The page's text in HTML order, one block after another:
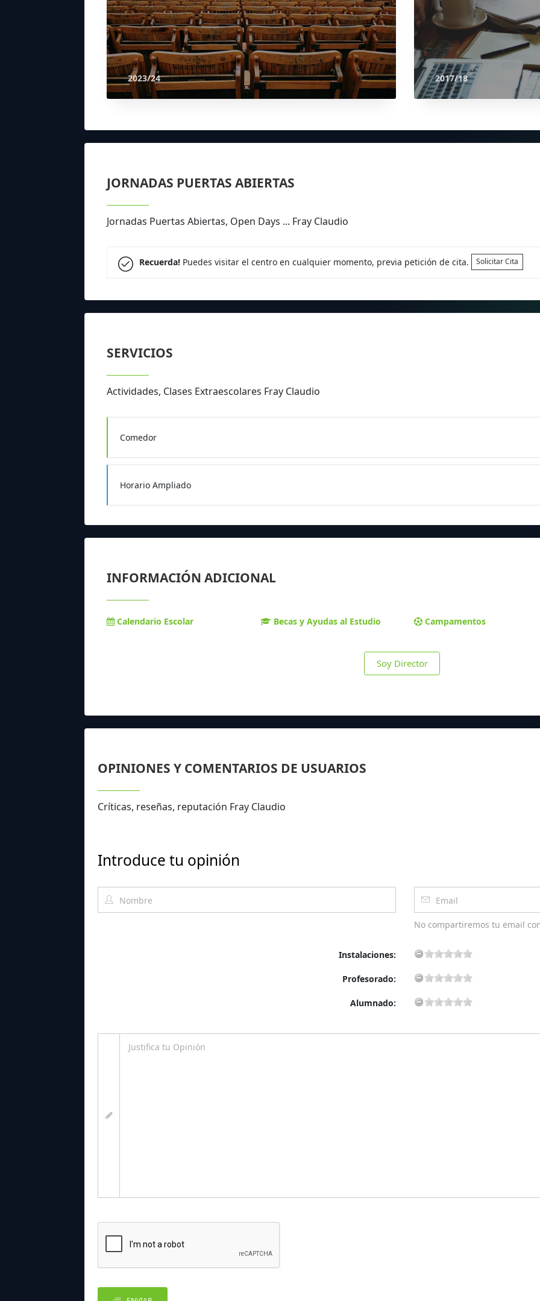
2023/24 2017/18
JORNADAS PUERTAS ABIERTAS
Jornadas Puertas Abiertas, Open Days ... Fray Claudio
Recuerda!Puedes visitar el centro en cualquier momento, previa petición de cita. Solicitar Cita
SERVICIOS
Actividades, Clases Extraescolares Fray Claudio
Comedor
Horario Ampliado
INFORMACIÓN ADICIONAL
Calendario Escolar Becas y Ayudas al Estudio Campamentos
Soy Director
OPINIONES Y COMENTARIOS DE USUARIOS
Críticas, reseñas, reputación Fray Claudio
Introduce tu opinión
No compartiremos tu email
Instalaciones:
Profesorado:
Alumnado: